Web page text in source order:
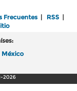
Frecuentes | RSS |
México
2026